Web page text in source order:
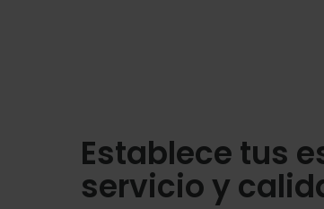
Establece tus
servicio y